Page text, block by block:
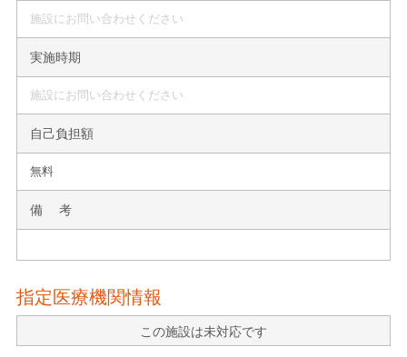
施設にお問い合わせください
実施時期
施設にお問い合わせください
自己負担額
無料
備 考
指定医療機関情報
この施設は未対応です